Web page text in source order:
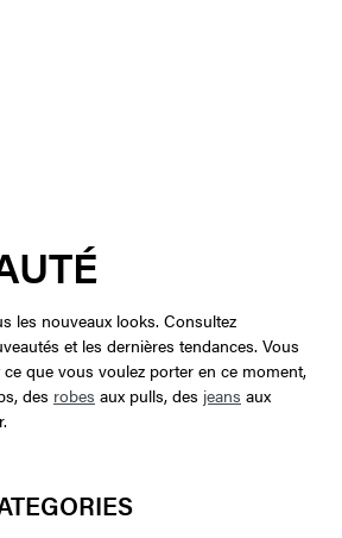
les nouveaux looks. Consultez
et les dernières tendances. Vous
que vous voulez porter en ce moment,
des robes aux pulls, des jeans aux